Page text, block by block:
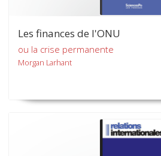
Les finances de l'ONU
ou la crise permanente
Morgan Larhant